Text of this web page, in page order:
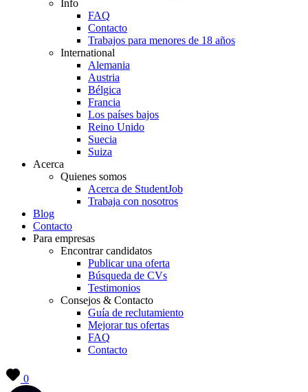
Info
FAQ
Contacto
Trabajos para menores de 18 años
International
Alemania
Austria
Bélgica
Francia
Los países bajos
Reino Unido
Suecia
Suiza
Acerca
Quienes somos
Acerca de StudentJob
Trabaja con nosotros
Blog
Contacto
Para empresas
Encontrar candidatos
Publicar una oferta
Búsqueda de CVs
Testimonios
Consejos & Contacto
Guía de reclutamiento
Mejorar tus ofertas
FAQ
Contacto
0